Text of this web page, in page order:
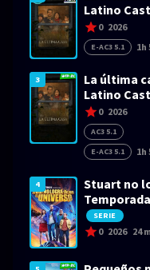
Latino
0 2026
E-AC3 5.1 1h
3
La última
Latino
0 2026
AC3 5.1
E-AC3 5.1
1h
4
Stuart no
SERIE
0 2026 24